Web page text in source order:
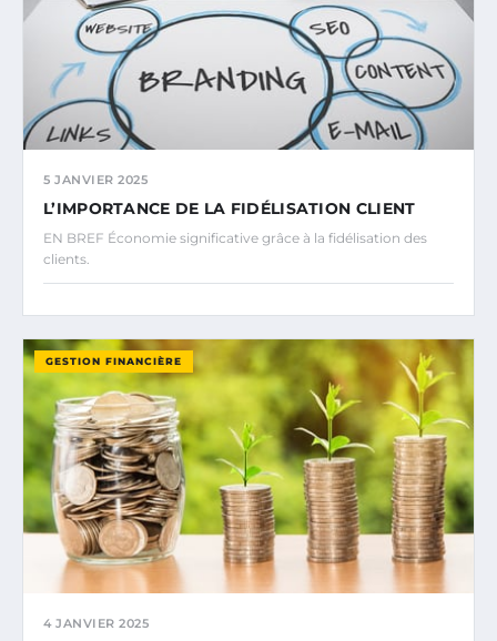
5 JANVIER 2025
L’IMPORTANCE DE LA FIDÉLISATION CLIENT
EN BREF Économie significative grâce à la fidélisation des
clients.
GESTION FINANCIÈRE
4 JANVIER 2025